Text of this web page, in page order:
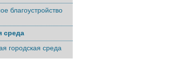
благоустройство
среда
городская среда